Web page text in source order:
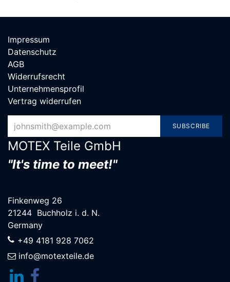
Impressum
Datenschutz
AGB
Widerrufsrecht
Unternehmensprofil
Vertrag widerrufen
SUBSCRIBE
MOTEX Teile G​mbH
"It's time to meet!"
Finkenweg 26
21244 Buchholz i. d. N.
Germany
+49 4181 928 7062
info@motexteile.de